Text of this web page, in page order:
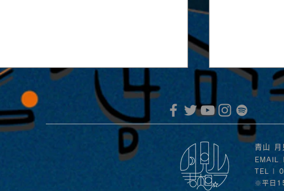
青山
EMAIL
TEL |
※平日